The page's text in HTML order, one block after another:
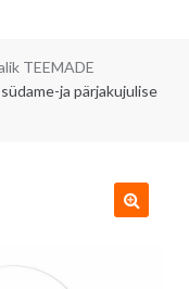
TEEMADE
ja pärjakujulise